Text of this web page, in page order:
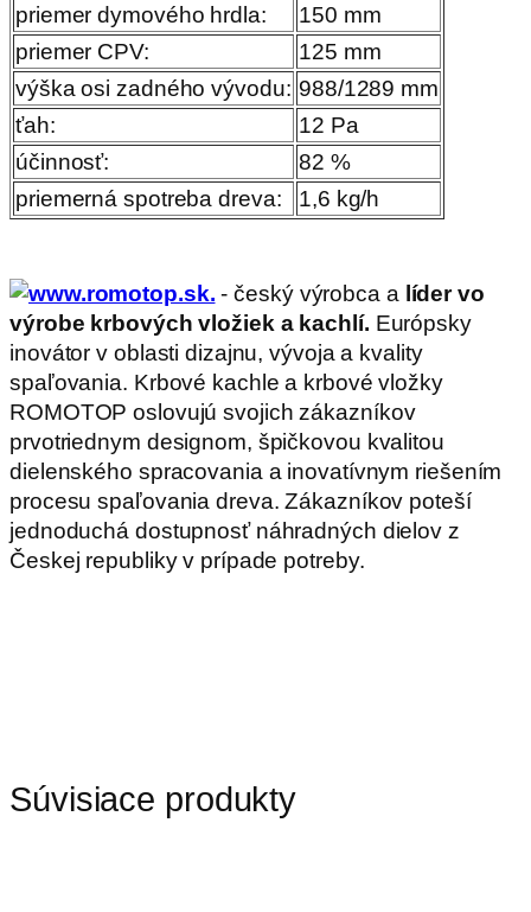
priemer dymového hrdla:
150 mm
priemer CPV:
125 mm
výška osi zadného vývodu: 988/1289 mm
ťah:
12 Pa
účinnosť:
82 %
priemerná spotreba dreva:
1,6 kg/h
- český výrobca a líder vo
výrobe krbových vložiek a kachlí. Európsky
inovátor v oblasti dizajnu, vývoja a kvality
spaľovania. Krbové kachle a krbové vložky
ROMOTOP oslovujú svojich zákazníkov
prvotriednym designom, špičkovou kvalitou
dielenského spracovania a inovatívnym riešením
procesu spaľovania dreva. Zákazníkov poteší
jednoduchá dostupnosť náhradných dielov z
Českej republiky v prípade potreby.
Súvisiace produkty